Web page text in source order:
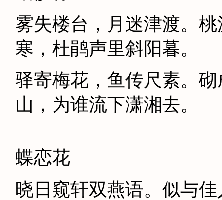
雾失楼台，月迷津渡。
寒，杜鹃声里斜阳暮。
驿寄梅花，鱼传尺素。
山，为谁流下潇湘去。
蝶恋花
晓日窥轩双燕语。似与